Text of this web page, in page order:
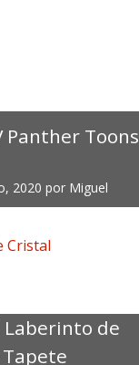
Panther Toons
2020 por Miguel
Laberinto de